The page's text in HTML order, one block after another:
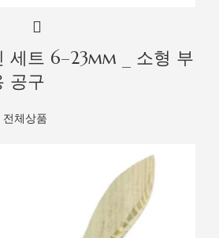
세트 6–23mm _ 소형 부
공구
전체상품